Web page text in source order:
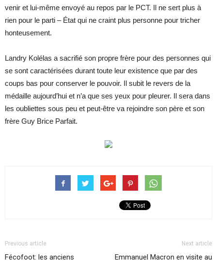
venir et lui-même envoyé au repos par le PCT. Il ne sert plus à
rien pour le parti – État qui ne craint plus personne pour tricher
honteusement.
Landry Kolélas a sacrifié son propre frère pour des personnes qui
se sont caractérisées durant toute leur existence que par des
coups bas pour conserver le pouvoir. Il subit le revers de la
médaille aujourd’hui et n’a que ses yeux pour pleurer. Il sera dans
les oubliettes sous peu et peut-être va rejoindre son père et son
frère Guy Brice Parfait.
Previous article
Fécofoot: les anciens
Next article
Emmanuel Macron en visite au